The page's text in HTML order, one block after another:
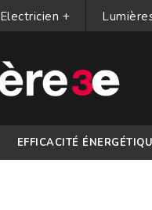
Electricien +
EFFICACITÉ